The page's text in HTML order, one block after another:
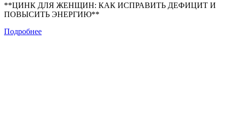
**ЦИНК ДЛЯ ЖЕНЩИН: КАК ИСПРАВИТЬ ДЕФИЦИТ И
ПОВЫСИТЬ ЭНЕРГИЮ**
Подробнее